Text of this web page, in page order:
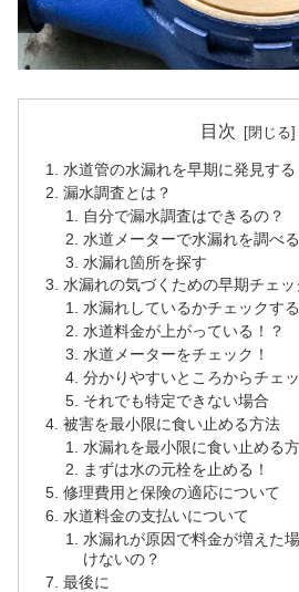
目次
水道管の水漏れを早期に発見する
漏水調査とは？
自分で漏水調査はできるの？
水道メーターで水漏れを調べ
水漏れ箇所を探す
水漏れの気づくための早期チェッ
水漏れしているかチェックす
水道料金が上がっている！？
水道メーターをチェック！
分かりやすいところからチェ
それでも特定できない場合
被害を最小限に食い止める方法
水漏れを最小限に食い止める
まずは水の元栓を止める！
修理費用と保険の適応について
水道料金の支払いについて
水漏れが原因で料金が増えた
けないの？
最後に